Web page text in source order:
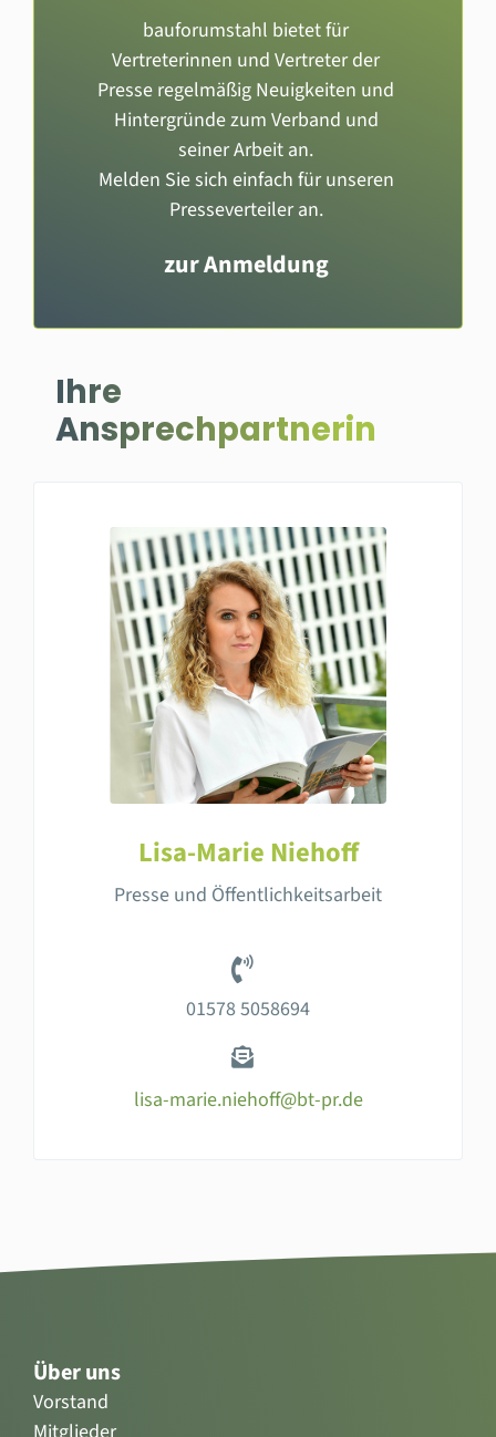
bauforumstahl bietet für
Vertreterinnen und Vertreter der
Presse regelmäßig Neuigkeiten und
Hintergründe zum Verband und
seiner Arbeit an.
Melden Sie sich einfach für unseren
Presseverteiler an.
zur Anmeldung
Ihre
Ansprechpartnerin
Lisa-Marie Niehoff
Presse und Öffentlichkeitsarbeit
01578 5058694
lisa-marie.niehoff@bt-pr.de
Über uns
Vorstand